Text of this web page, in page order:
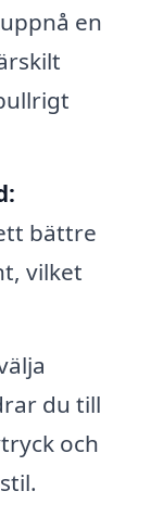
en
bättre
vilket
du till
och